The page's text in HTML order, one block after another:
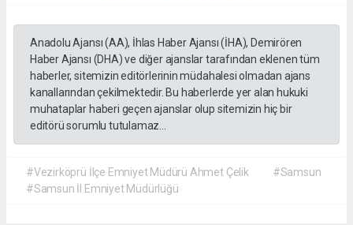
Anadolu Ajansı (AA), İhlas Haber Ajansı (İHA), Demirören
Haber Ajansı (DHA) ve diğer ajanslar tarafından eklenen tüm
haberler, sitemizin editörlerinin müdahalesi olmadan ajans
kanallarından çekilmektedir. Bu haberlerde yer alan hukuki
muhataplar haberi geçen ajanslar olup sitemizin hiç bir
editörü sorumlu tutulamaz...
#Vezirköprü İlçe Emniyet Müdürü Ahmet Çelik
#Samsun
#Samsun İl Emniyet Müdürlüğü